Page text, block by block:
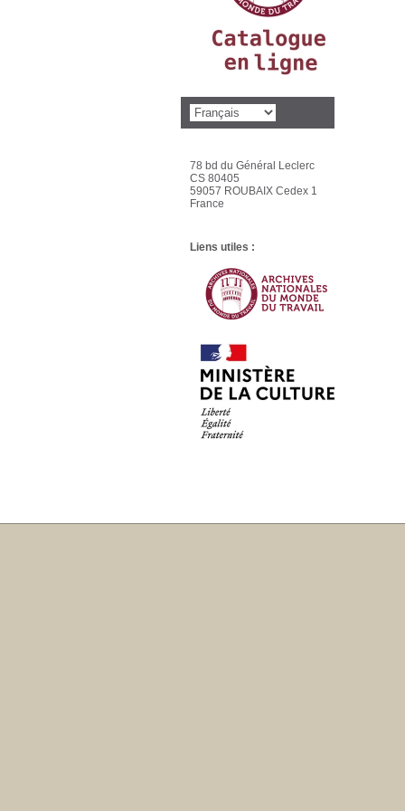
78 bd du Général Leclerc
CS 80405
59057 ROUBAIX Cedex 1
France
Liens utiles :